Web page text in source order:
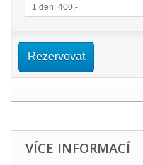
1 den: 400,-
Rezervovat
VÍCE INFORMACÍ